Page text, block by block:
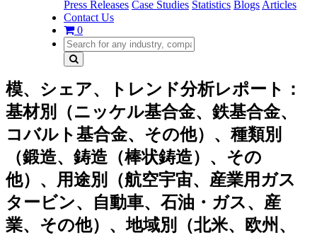
Press Releases Case Studies Statistics Blogs Articles
Contact Us
0
模、シェア、トレンド分析レポート：
基材別（ニッケル基合金、鉄基合金、
コバルト基合金、その他）、種類別
（鍛造、鋳造（棒状鋳造）、その
他）、用途別（航空宇宙、産業用ガス
タービン、自動車、石油・ガス、産
業、その他）、地域別（北米、欧州、